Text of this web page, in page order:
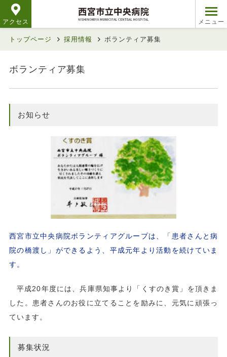
アクセス
トップページ 採用情報 ボランティア募集
ボランティア募集
お知らせ
西宮市立中央病院ボランティアグループは、「患者さんと病
院の橋渡し」ができるよう、平成元年より活動を続けていま
す。
平成20年度には、兵庫県知事より「くすのき賞」を頂きま
した。患者さんのお役に立てることを励みに、元気に頑張っ
ています。
募集状況